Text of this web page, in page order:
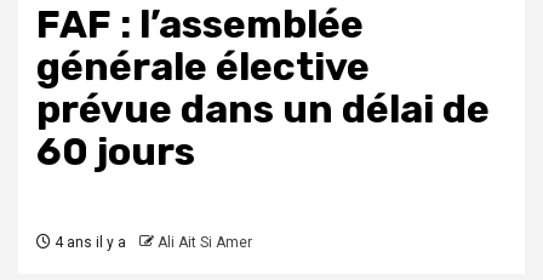
FAF : l’assemblée
générale élective
prévue dans un délai de
60 jours
4 ans il y a Ali Ait Si Amer